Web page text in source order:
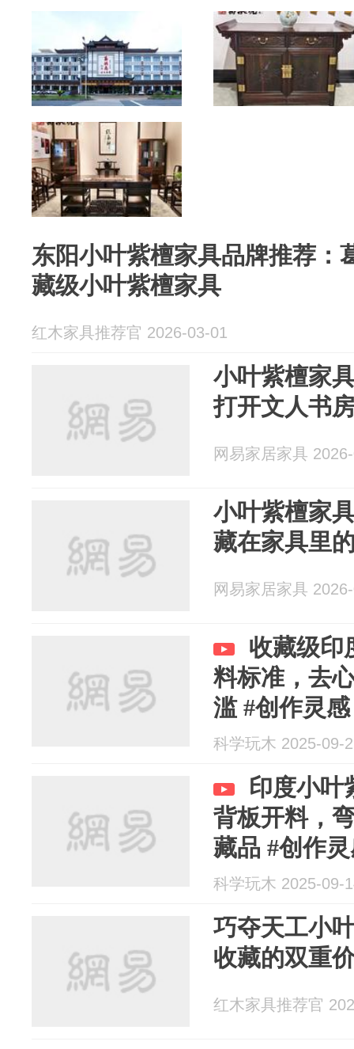
东阳小叶紫檀家具品牌推荐：
藏级小叶紫檀家具
红木家具推荐官 2026-03-01
小叶紫檀家
打开文人书
网易家居家具
小叶紫檀家
藏在家具里
网易家居家具
收藏级印
料标准，去
滥 #创作灵
檀家具 #印...
科学玩木 2025-09-
印度小叶
背板开料，
藏品 #创作
紫檀家具...
科学玩木 2025-09-
巧夺天工小
收藏的双重
红木家具推荐官